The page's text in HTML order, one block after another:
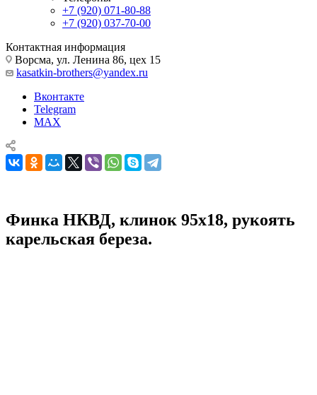
+7 (920) 071-80-88
+7 (920) 037-70-00
Контактная информация
Ворсма, ул. Ленина 86, цех 15
kasatkin-brothers@yandex.ru
Вконтакте
Telegram
MAX
Финка НКВД, клинок 95х18, рукоять
карельская береза.